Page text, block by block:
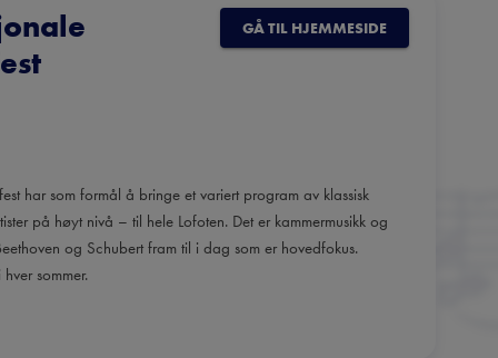
GÅ TIL HJEMMESIDE
har som formål å bringe et variert program av klassisk
på høyt nivå – til hele Lofoten. Det er kammermusikk og
og Schubert fram til i dag som er hovedfokus.
sommer.